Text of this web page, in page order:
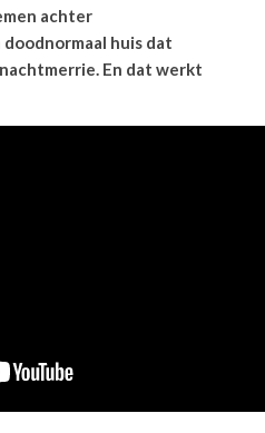
achter
doodnormaal huis dat
En dat werkt